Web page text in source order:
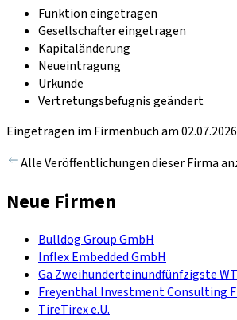
Funktion eingetragen
Gesellschafter eingetragen
Kapitaländerung
Neueintragung
Urkunde
Vertretungsbefugnis geändert
Eingetragen im Firmenbuch am 02.07.2026
Alle Veröffentlichungen dieser Firma
Neue Firmen
Bulldog Group GmbH
Inflex Embedded GmbH
Ga Zweihunderteinundfünfzigste
Freyenthal Investment Consulting
TireTirex e.U.